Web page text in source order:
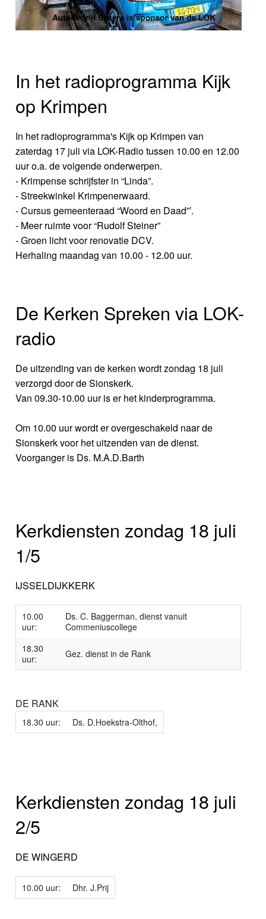
In het radioprogramma Kijk
op Krimpen
In het radioprogramma's Kijk op Krimpen van
zaterdag 17 juli via LOK-Radio tussen 10.00 en 12.00
uur o.a. de volgende onderwerpen.
- Krimpense schrijfster in “Linda”.
- Streekwinkel Krimpenerwaard.
- Cursus gemeenteraad “Woord en Daad”’.
- Meer ruimte voor “Rudolf Steiner”
- Groen licht voor renovatie DCV.
Herhaling maandag van 10.00 - 12.00 uur.
De Kerken Spreken via LOK-
radio
De uitzending van de kerken wordt zondag 18 juli
verzorgd door de Sionskerk.
Van 09.30-10.00 uur is er het kinderprogramma.
Om 10.00 uur wordt er overgeschakeld naar de
Sionskerk voor het uitzenden van de dienst.
Voorganger is Ds. M.A.D.Barth
Kerkdiensten zondag 18 juli
1/5
IJSSELDIJKKERK
10.00
uur:
Ds. C. Baggerman, dienst vanuit
Commeniuscollege
18.30
uur:
Gez. dienst in de Rank
DE RANK
18.30 uur: Ds. D.Hoekstra-Olthof,
Kerkdiensten zondag 18 juli
2/5
DE WINGERD
10.00 uur: Dhr. J.Prij